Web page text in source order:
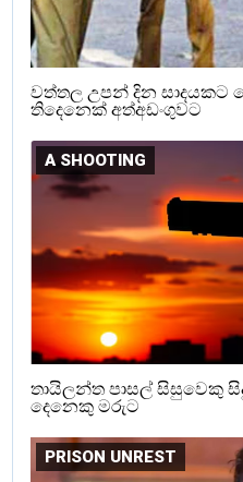
වත්තල උපන් දින සාදයකට
තිදෙනෙක් අත්අඩංගුවට
A SHOOTING
තායිලන්ත පාසල් සිසුවෙකු
දෙනෙකු මරුට
PRISON UNREST